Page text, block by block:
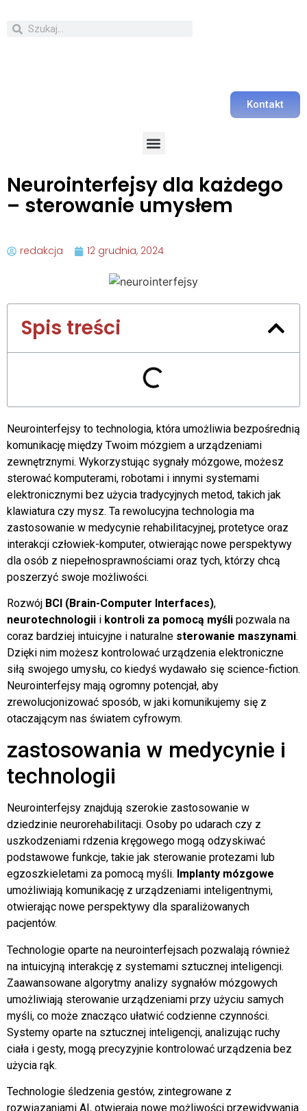
Kontakt
Neurointerfejsy dla każdego
– sterowanie umysłem
redakcja 12 grudnia, 2024
Spis treści
Neurointerfejsy to technologia, która umożliwia bezpośrednią
komunikację między Twoim mózgiem a urządzeniami
zewnętrznymi. Wykorzystując sygnały mózgowe, możesz
sterować komputerami, robotami i innymi systemami
elektronicznymi bez użycia tradycyjnych metod, takich jak
klawiatura czy mysz. Ta rewolucyjna technologia ma
zastosowanie w medycynie rehabilitacyjnej, protetyce oraz
interakcji człowiek-komputer, otwierając nowe perspektywy
dla osób z niepełnosprawnościami oraz tych, którzy chcą
poszerzyć swoje możliwości.
Rozwój BCI (Brain-Computer Interfaces),
neurotechnologii i kontroli za pomocą myśli pozwala na
coraz bardziej intuicyjne i naturalne sterowanie maszynami.
Dzięki nim możesz kontrolować urządzenia elektroniczne
siłą swojego umysłu, co kiedyś wydawało się science-fiction.
Neurointerfejsy mają ogromny potencjał, aby
zrewolucjonizować sposób, w jaki komunikujemy się z
otaczającym nas światem cyfrowym.
zastosowania w medycynie i
technologii
Neurointerfejsy znajdują szerokie zastosowanie w
dziedzinie neurorehabilitacji. Osoby po udarach czy z
uszkodzeniami rdzenia kręgowego mogą odzyskiwać
podstawowe funkcje, takie jak sterowanie protezami lub
egzoszkieletami za pomocą myśli. Implanty mózgowe
umożliwiają komunikację z urządzeniami inteligentnymi,
otwierając nowe perspektywy dla sparaliżowanych
pacjentów.
Technologie oparte na neurointerfejsach pozwalają również
na intuicyjną interakcję z systemami sztucznej inteligencji.
Zaawansowane algorytmy analizy sygnałów mózgowych
umożliwiają sterowanie urządzeniami przy użyciu samych
myśli, co może znacząco ułatwić codzienne czynności.
Systemy oparte na sztucznej inteligencji, analizując ruchy
ciała i gesty, mogą precyzyjnie kontrolować urządzenia bez
użycia rąk.
Technologie śledzenia gestów, zintegrowane z
rozwiązaniami AI, otwierają nowe możliwości przewidywania